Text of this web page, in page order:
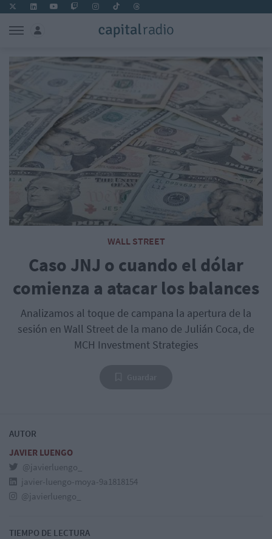
WALL STREET
Caso JNJ o cuando el dólar
comienza a atacar los balances
Analizamos al toque de campana la apertura de la
sesión en Wall Street de la mano de Julián Coca, de
MCH Investment Strategies
AUTOR
JAVIER LUENGO
@javierluengo_
javier-luengo-moya-9a1818154
@javierluengo_
TIEMPO DE LECTURA